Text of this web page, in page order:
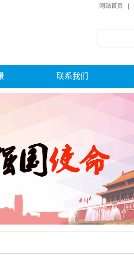
网站首页
联系我们